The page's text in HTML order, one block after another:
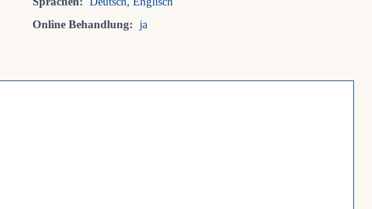
Online Behandlung: ja